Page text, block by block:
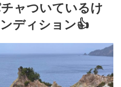
ャついているけ
ディション👍